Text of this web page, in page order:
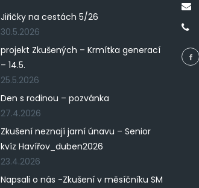
Jiřičky na cestách 5/26
30.5.2026
projekt Zkušených – Krmítka generací
– 14.5.
25.5.2026
Den s rodinou – pozvánka
27.4.2026
Zkušení neznají jarní únavu – Senior
kvíz Havířov_duben2026
23.4.2026
Napsali o nás -Zkušení v měsíčníku SM